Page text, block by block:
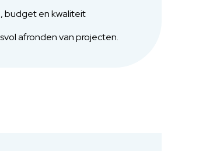
budget en kwaliteit
afronden van projecten.